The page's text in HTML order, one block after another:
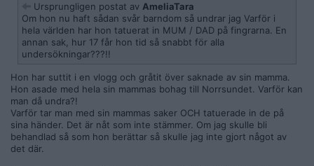
Ursprungligen postat av AmeliaTara
Om hon nu haft sådan svår barndom så undrar jag Varför i
hela världen har hon tatuerat in MUM / DAD på fingrarna. En
annan sak, hur 17 får hon tid så snabbt för alla
undersökningar???!!
Hon har suttit i en vlogg och gråtit över saknade av sin mamma.
Hon asade med hela sin mammas bohag till Norrsundet. Varför kan
man då undra?!
Varför tar man med sin mammas saker OCH tatuerade in de på
sina händer. Det är nåt som inte stämmer. Om jag skulle bli
behandlad så som hon berättar så skulle jag inte gjort något av
det där.